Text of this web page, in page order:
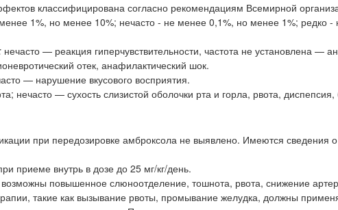
классифицирована согласно рекомендациям Всемирной
1%, но менее 10%; нечасто - не менее 0,1%, но менее 1%; редко
нечасто — реакция гиперчувствительности, частота не установлена —
отек, анафилактический шок.
— нарушение вкусового восприятия.
нечасто — сухость слизистой оболочки рта и горла, рвота,
при передозировке амброксола не выявлено. Имеются сведения
приеме внутрь в дозе до 25 мг/кг/день.
повышенное слюноотделение, тошнота, рвота, снижение
такие как вызывание рвоты, промывание желудка, должны